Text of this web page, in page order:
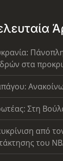
στα
Στη
από
του